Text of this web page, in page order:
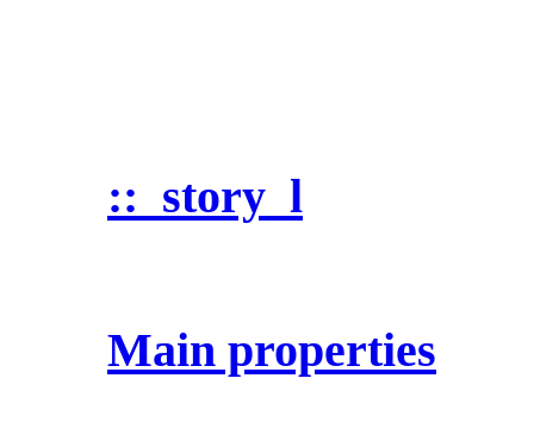
::_story_l
Main properties